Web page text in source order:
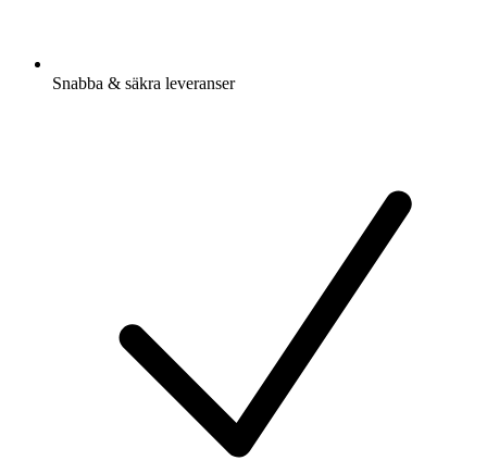
Snabba & säkra leveranser